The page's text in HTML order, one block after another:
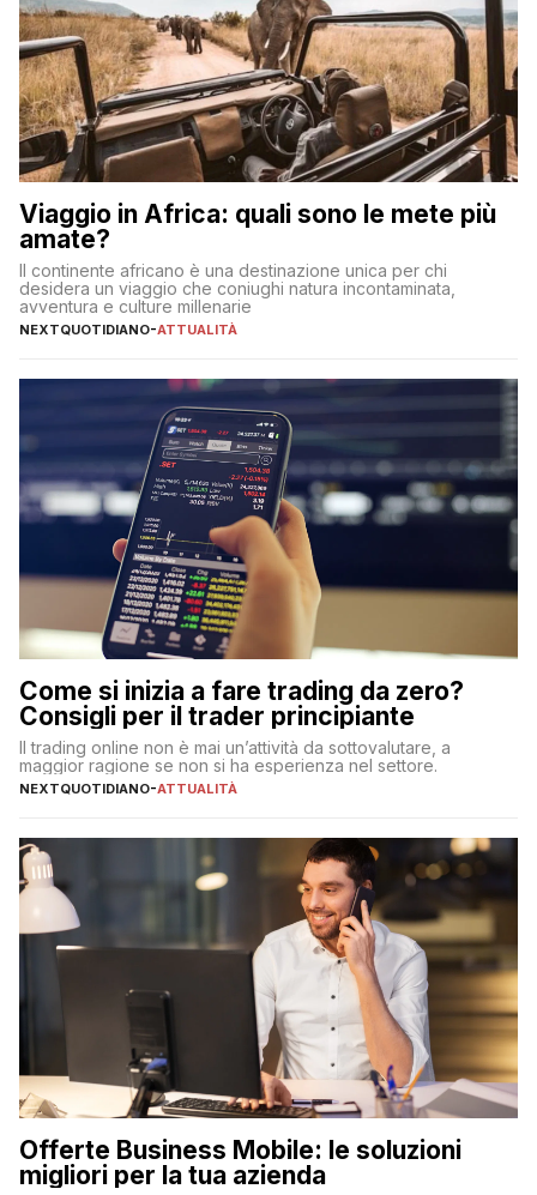
Viaggio in Africa: quali sono le mete più
amate?
Il continente africano è una destinazione unica per chi
desidera un viaggio che coniughi natura incontaminata,
avventura e culture millenarie
NEXTQUOTIDIANO-ATTUALITÀ
Come si inizia a fare trading da zero?
Consigli per il trader principiante
Il trading online non è mai un’attività da sottovalutare, a
maggior ragione se non si ha esperienza nel settore.
NEXTQUOTIDIANO-ATTUALITÀ
Offerte Business Mobile: le soluzioni
migliori per la tua azienda